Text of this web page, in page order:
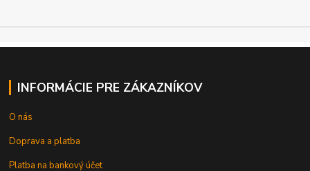
INFORMÁCIE PRE ZÁKAZNÍKOV
O nás
Doprava a platba
Platba na bankový účet